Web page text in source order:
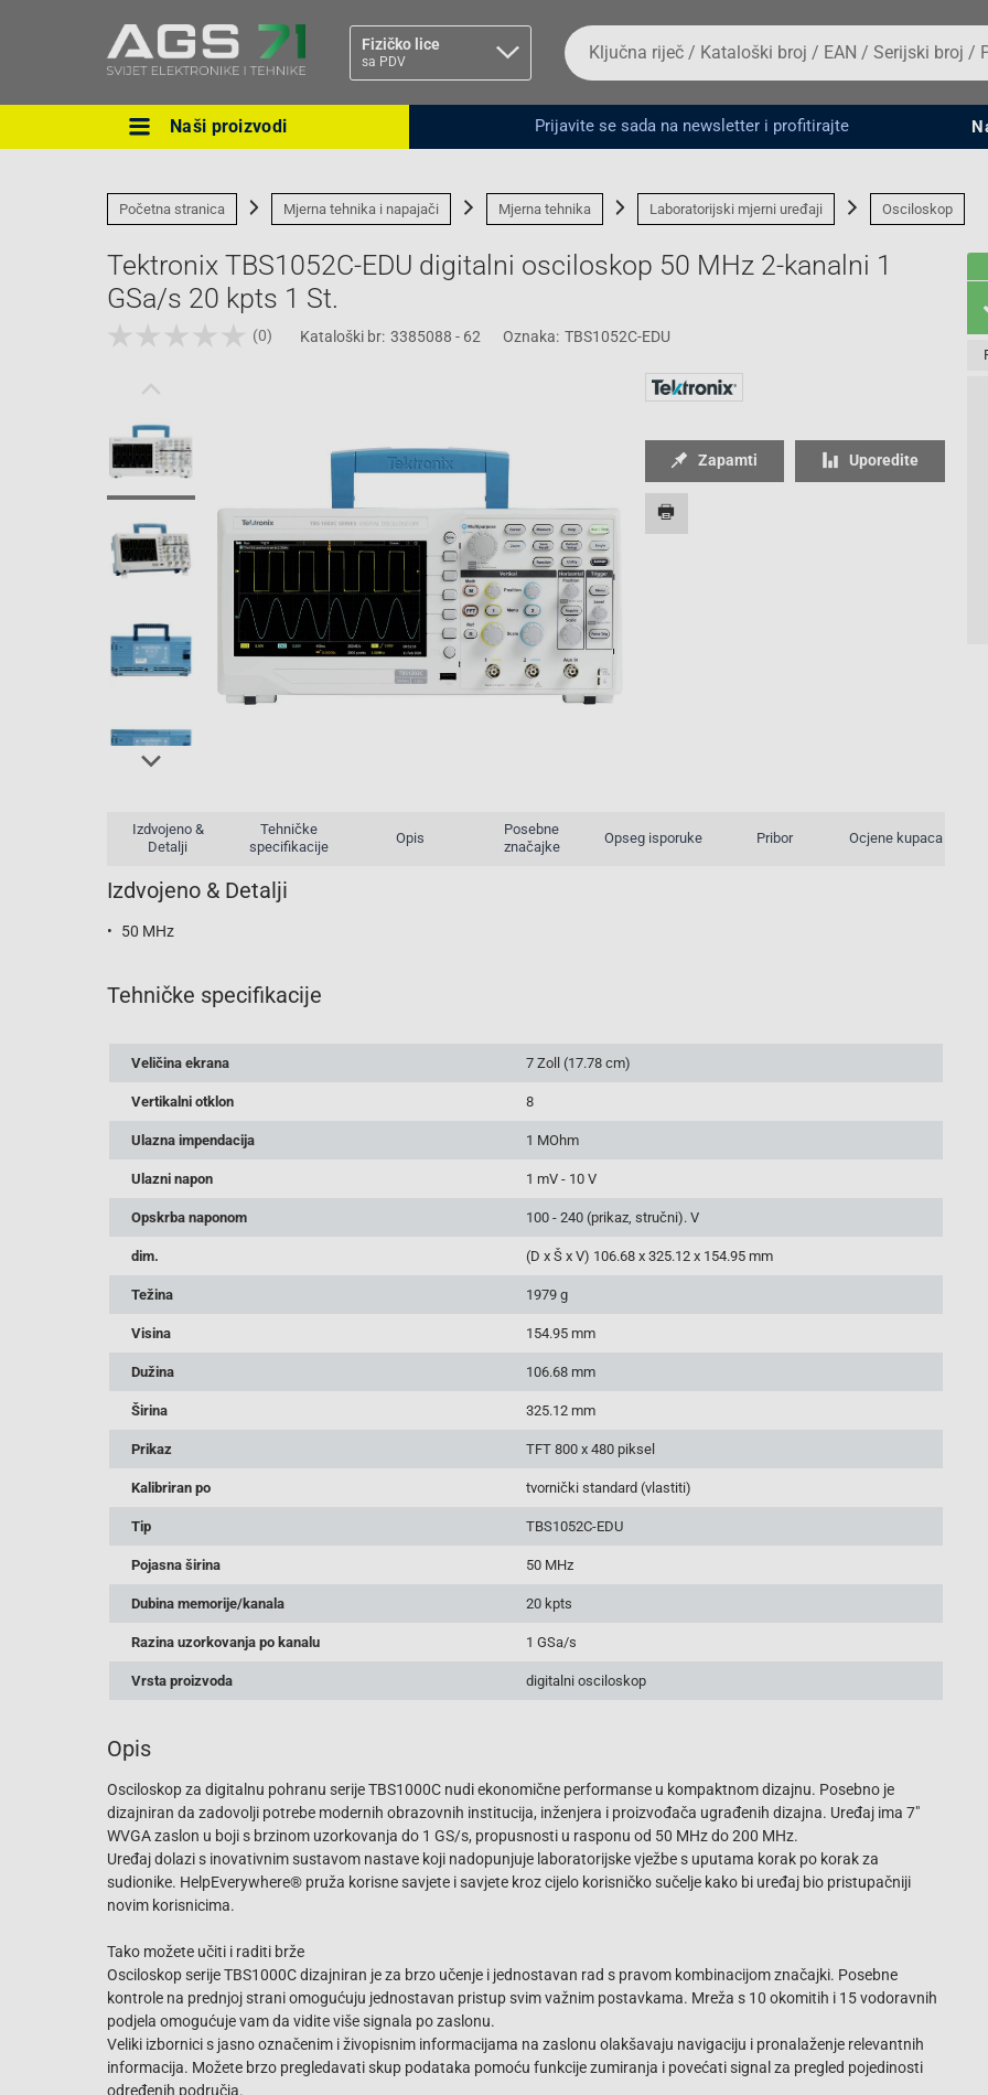
Fizičko lice
sa PDV
Ova postavka prilagođava asortiman proizvoda i
Pravno lice Fizičko lice
Da
biste
potražili
proizvod,
unesite
broj,
EAN
serijski
Naši proizvodi Prijavite se sada na newsletter i profitirajte
Početna stranica Mjerna tehnika i napajači Mjerna tehnika Laboratorijski mjerni uređaji Osciloskop
Tektronix TBS1052C-EDU digitalni osciloskop 50 MHz 2-kanalni 1
GSa/s 20 kpts 1 St.
(0) Kataloški br: 3385088 - 62 Oznaka: TBS1052C-EDU
Zapamti Uporedite
Izdvojeno &
Detalji
Tehničke
specifikacije
Opis
Posebne
značajke
Opseg isporuke Pribor Ocjene kupaca
Izdvojeno & Detalji
50 MHz
Tehničke specifikacije
Veličina ekrana 7 Zoll (17.78 cm)
Vertikalni otklon 8
Ulazna impendacija 1 MOhm
Ulazni napon 1 mV - 10 V
Opskrba naponom 100 - 240 (prikaz, stručni). V
dim. (D x Š x V) 106.68 x 325.12 x 154.95 mm
Težina 1979 g
Visina 154.95 mm
Dužina 106.68 mm
Širina 325.12 mm
Prikaz TFT 800 x 480 piksel
Kalibriran po tvornički standard (vlastiti)
Tip TBS1052C-EDU
Pojasna širina 50 MHz
Dubina memorije/kanala 20 kpts
Razina uzorkovanja po kanalu 1 GSa/s
Vrsta proizvoda digitalni osciloskop
Opis
Osciloskop za digitalnu pohranu serije TBS1000C nudi ekonomične performanse u kompaktnom dizajnu. Posebno je
dizajniran da zadovolji potrebe modernih obrazovnih institucija, inženjera i proizvođača ugrađenih dizajna. Uređaj ima 7"
WVGA zaslon u boji s brzinom uzorkovanja do 1 GS/s, propusnosti u rasponu od 50 MHz do 200 MHz.
Uređaj dolazi s inovativnim sustavom nastave koji nadopunjuje laboratorijske vježbe s uputama korak po korak za
sudionike. HelpEverywhere® pruža korisne savjete i savjete kroz cijelo korisničko sučelje kako bi uređaj bio pristupačniji
novim korisnicima.
Tako možete učiti i raditi brže
Osciloskop serije TBS1000C dizajniran je za brzo učenje i jednostavan rad s pravom kombinacijom značajki. Posebne
kontrole na prednjoj strani omogućuju jednostavan pristup svim važnim postavkama. Mreža s 10 okomitih i 15 vodoravnih
podjela omogućuje vam da vidite više signala po zaslonu.
Veliki izbornici s jasno označenim i živopisnim informacijama na zaslonu olakšavaju navigaciju i pronalaženje relevantnih
informacija. Možete brzo pregledavati skup podataka pomoću funkcije zumiranja i povećati signal za pregled pojedinosti
određenih područja.